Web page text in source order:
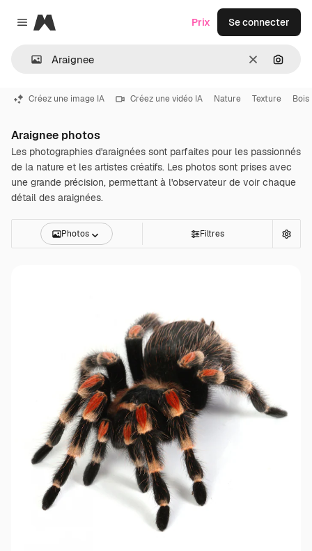
Close menu
Magnific
Effacer
Prix Se connecter
Créez une image IA Créez une vidéo IA Nature Texture Bois
Araignee photos
Les photographies d'araignées sont parfaites pour les passionnés
de la nature et les artistes créatifs. Les photos sont prises avec
une grande précision, permettant à l'observateur de voir chaque
détail des araignées.
Photos Filtres